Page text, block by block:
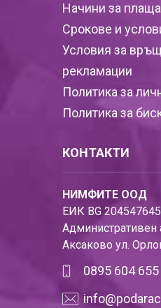
Начини за
Срокове и
Условия за
рекламации
Политика за
Политика за
КОНТАКТИ
НИМФИТЕ ООД
ЕИК BG 204547645
Административен
Аксаково ул.
0895 604 655